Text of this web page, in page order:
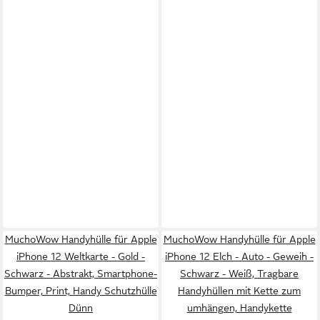
MuchoWow Handyhülle für Apple
iPhone 12 Weltkarte - Gold -
Schwarz - Abstrakt, Smartphone-
Bumper, Print, Handy Schutzhülle
Dünn
MuchoWow Handyhülle für Apple
iPhone 12 Elch - Auto - Geweih -
Schwarz - Weiß, Tragbare
Handyhüllen mit Kette zum
umhängen, Handykette